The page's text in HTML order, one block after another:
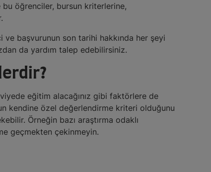
bu öğrenciler, bursun kriterlerine,
başvurunun son tarihi hakkında her şeyi
da yardım talep edebilirsiniz.
eğitim alacağınız gibi faktörlere de
kendine özel değerlendirme kriteri olduğunu
Örneğin bazı araştırma odaklı
geçmekten çekinmeyin.